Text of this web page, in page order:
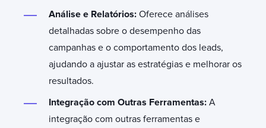
Análise e Relatórios: Oferece análises
detalhadas sobre o desempenho das
campanhas e o comportamento dos leads,
ajudando a ajustar as estratégias e melhorar os
resultados.
Integração com Outras Ferramentas: A
integração com outras ferramentas e